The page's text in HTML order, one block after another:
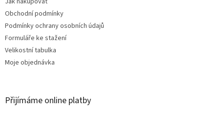
Obchodní podmínky
Podmínky ochrany osobních údajů
Formuláře ke stažení
Velikostní tabulka
Moje objednávka
Přijímáme online platby